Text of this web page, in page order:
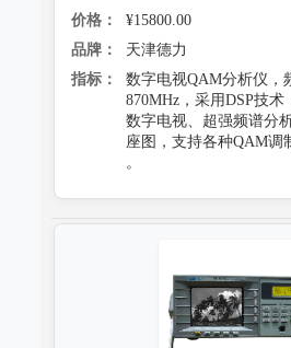
价格：
¥15800.00
品牌：
天津德力
指标：
数字电视QAM分析仪，
870MHz，采用DSP技术
数字电视、超强频谱分
座图，支持各种QAM调
。